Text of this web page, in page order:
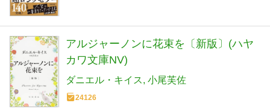
アルジャーノンに花束を〔新版〕(ハヤ
カワ文庫NV)
ダニエル・キイス 小尾芙佐
24126